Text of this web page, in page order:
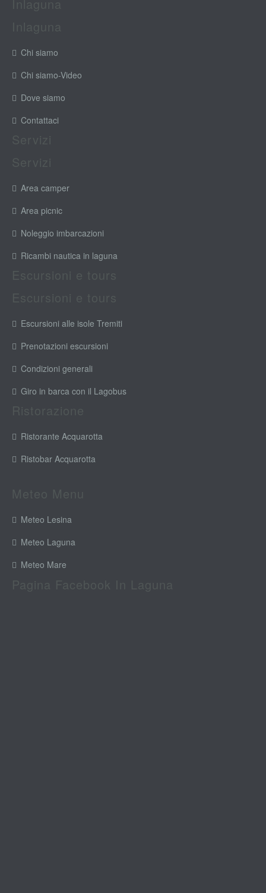
Chi siamo
Chi siamo-Video
Dove siamo
Contattaci
Area camper
Area picnic
Noleggio imbarcazioni
Ricambi nautica in laguna
Escursioni alle isole Tremiti
Prenotazioni escursioni
Condizioni generali
Giro in barca con il Lagobus
Ristorante Acquarotta
Ristobar Acquarotta
Meteo Lesina
Meteo Laguna
Meteo Mare